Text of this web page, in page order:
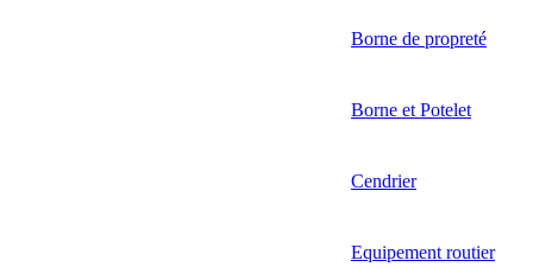
Borne de propreté
Borne et Potelet
Cendrier
Equipement routier